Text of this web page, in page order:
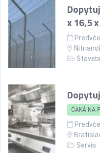
x 16,5
ČAKÁ NA
Servis